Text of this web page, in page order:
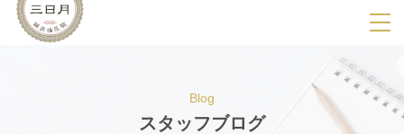
SPメニ
ー
展
Blog
スタッフブログ